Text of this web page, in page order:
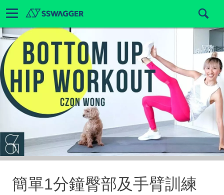
簡單1分鐘臀部及手臂訓練